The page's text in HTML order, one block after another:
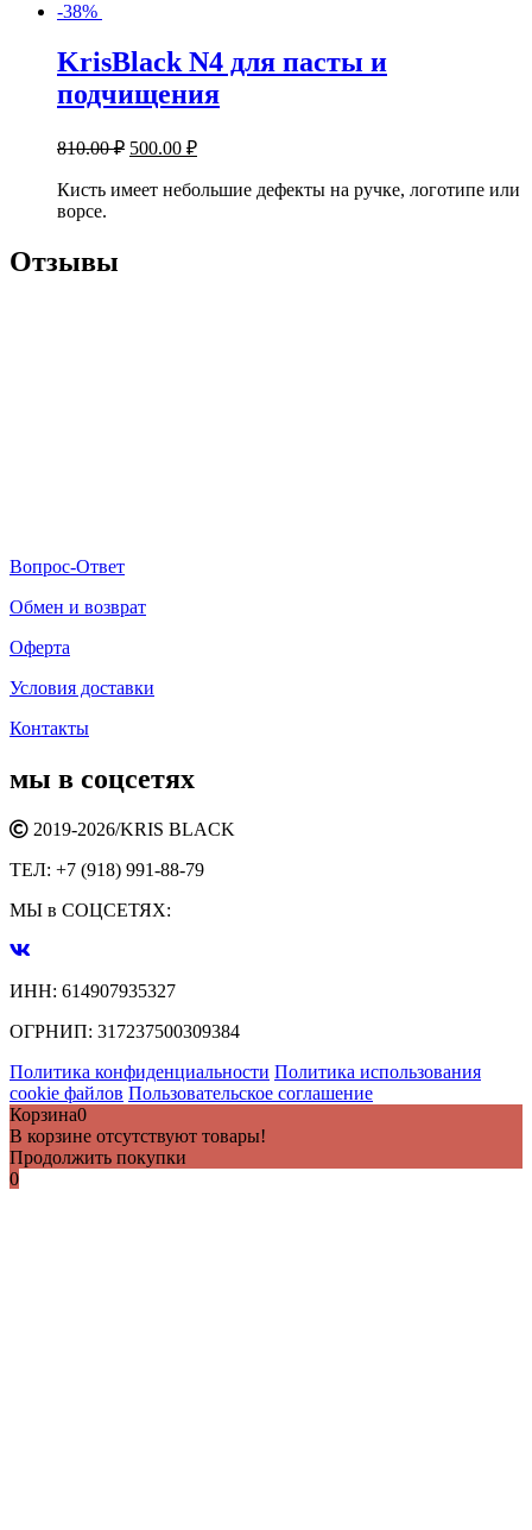
-38%
KrisBlack N4 для пасты и
подчищения
810.00₽ 500.00 ₽
Кисть имеет небольшие дефекты на ручке, логотипе или
ворсе.
Отзывы
Вопрос-Ответ
Обмен и возврат
Оферта
Условия доставки
Контакты
мы в соцсетях
2019-2026/KRIS BLACK
ТЕЛ: +7 (918) 991-88-79
МЫ в СОЦСЕТЯХ:
ИНН: 614907935327
ОГРНИП: 317237500309384
Политика конфиденциальности Политика использования
cookie файлов Пользовательское соглашение
Корзина0
В корзине отсутствуют товары!
Продолжить покупки
0